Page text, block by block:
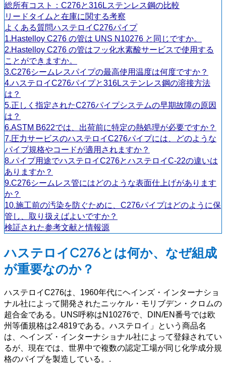
総所有コスト：C276と316Lステンレス鋼の比較
リードタイムと在庫に関する考察
よくある質問ハステロイC276パイプ
1.Hastelloy C276 の管は UNS N10276 と同じですか。
2.Hastelloy C276 の管はフッ化水素酸サービスで使用する
ことができますか。
3.C276シームレスパイプの最高使用温度は何度ですか？
4.ハステロイC276パイプと316Lステンレス鋼の溶接方法
は？
5.正しく指定されたC276パイプシステムの早期故障の原因
は？
6.ASTM B622では、出荷前に特定の熱処理が必要ですか？
7.圧力サービスのハステロイC276パイプには、どのような
パイプ規格やコードが適用されますか？
8.パイプ用途でハステロイC276とハステロイC-22の違いは
ありますか？
9.C276シームレス管にはどのような表面仕上げがあります
か？
10.施工前の汚染を防ぐために、C276パイプはどのように保
管し、取り扱えばよいですか？
検証された参考文献と情報源
ハステロイC276とは何か、なぜ組成
が重要なのか？
ハステロイC276は、1960年代にヘインズ・インターナショ
ナル社によって開発されたニッケル・モリブデン・クロムの
超合金である。UNS呼称はN10276で、DIN/EN番号では欧
州等価規格は2.4819である。ハステロイ」という商品名
は、ヘインズ・インターナショナル社によって登録されてい
るが、現在では、世界中で複数の認定工場が同じ化学成分規
格のパイプを製造している。.